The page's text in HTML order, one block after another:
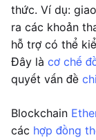
thức. Ví dụ:
ra các khoản
hỗ trợ có thể
Đây là cơ chế
quyết vấn đề
Blockchain
các hợp đồng